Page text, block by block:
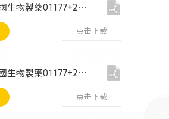
1177_HK-中國生物製藥01177+2025+環境、社會及管治報告
点击下载
1177_HK-中國生物製藥01177+2024+環境、社會及管治報告
点击下载